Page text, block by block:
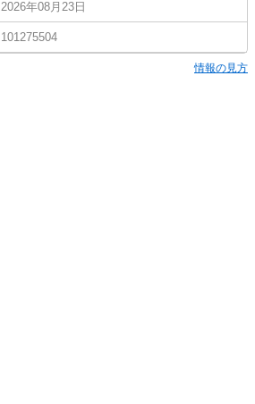
2026年08月23日
101275504
情報の見方